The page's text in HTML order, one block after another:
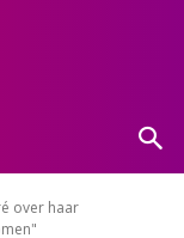
over haar